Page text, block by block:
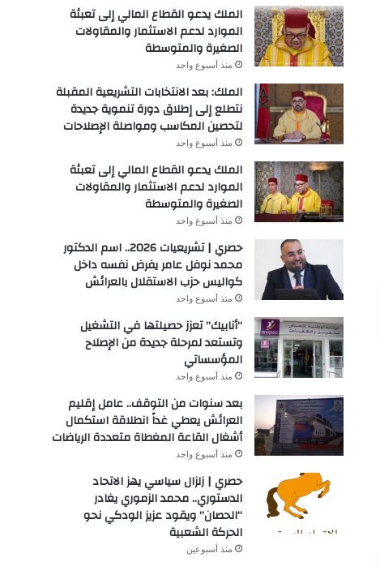
الملك يدعو القطاع المالي إلى تعبئة
الموارد لدعم الاستثمار والمقاولات
الصغيرة والمتوسطة
منذ أسبوع واحد
الملك: بعد الانتخابات التشريعية المقبلة
نتطلع إلى إطلاق دورة تنموية جديدة
لتحصين المكاسب ومواصلة الإصلاحات
منذ أسبوع واحد
الملك يدعو القطاع المالي إلى تعبئة
الموارد لدعم الاستثمار والمقاولات
الصغيرة والمتوسطة
منذ أسبوع واحد
حصري | تشريعيات 2026.. اسم الدكتور
محمد نوفل عامر يفرض نفسه داخل
كواليس حزب الاستقلال بالعرائش
منذ أسبوع واحد
“أنابيك” تعزز حصيلتها في التشغيل
وتستعد لمرحلة جديدة من الإصلاح
المؤسساتي
منذ أسبوع واحد
بعد سنوات من التوقف.. عامل إقليم
العرائش يعطي غداً انطلاقة استكمال
أشغال القاعة المغطاة متعددة الرياضات
منذ أسبوع واحد
حصري | زلزال سياسي يهز الاتحاد
الدستوري.. محمد الزموري يغادر
“الحصان” ويقود عزيز الودكي نحو
الحركة الشعبية
منذ أسبوعين